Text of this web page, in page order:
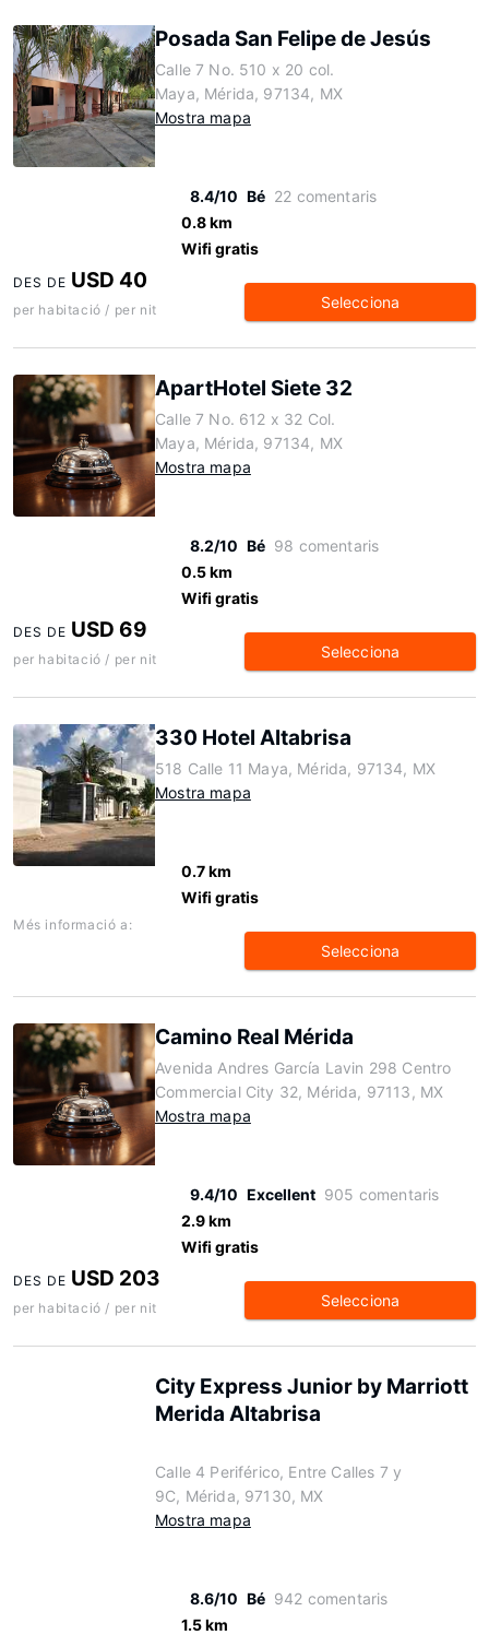
Posada San Felipe de Jesús
Calle 7 No. 510 x 20 col.
Maya, Mérida, 97134, MX
Mostra mapa
8.4/10 Bé 22 comentaris
0.8 km
Wifi gratis
DES DE USD 40
per habitació / per nit Selecciona
ApartHotel Siete 32
Calle 7 No. 612 x 32 Col.
Maya, Mérida, 97134, MX
Mostra mapa
8.2/10 Bé 98 comentaris
0.5 km
Wifi gratis
DES DE USD 69
per habitació / per nit Selecciona
330 Hotel Altabrisa
518 Calle 11 Maya, Mérida, 97134, MX
Mostra mapa
0.7 km
Wifi gratis
Més informació a:
Selecciona
Camino Real Mérida
Avenida Andres García Lavin 298 Centro
Commercial City 32, Mérida, 97113, MX
Mostra mapa
9.4/10 Excellent 905 comentaris
2.9 km
Wifi gratis
DES DE USD 203
per habitació / per nit Selecciona
City Express Junior by Marriott
Merida Altabrisa
Calle 4 Periférico, Entre Calles 7 y
9C, Mérida, 97130, MX
Mostra mapa
8.6/10 Bé 942 comentaris
1.5 km